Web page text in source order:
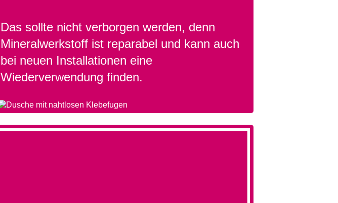
Das sollte nicht verborgen werden, denn
Mineralwerkstoff ist reparabel und kann auch
bei neuen Installationen eine
Wiederverwendung finden.